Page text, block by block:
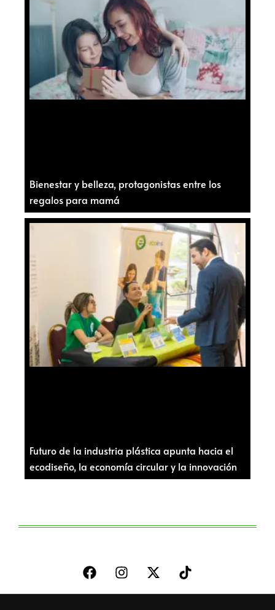
Bienestar y belleza, protagonistas entre los
regalos para mamá
Futuro de la industria plástica apunta hacia el
ecodiseño, la economía circular y la innovación